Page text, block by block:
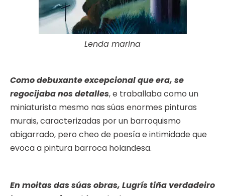
Lenda marina
Como debuxante excepcional que era, se
regocijaba nos detalles, e traballaba como un
miniaturista mesmo nas súas enormes pinturas
murais, caracterizadas por un barroquismo
abigarrado, pero cheo de poesía e intimidade que
evoca a pintura barroca holandesa.
En moitas das súas obras, Lugrís tiña verdadeiro